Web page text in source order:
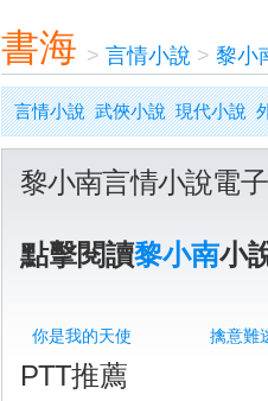
書海 > 言情小說 > 黎小
言情小說 武俠小說 現代小說
黎小南言情小說電
點擊閱讀黎小南小
你是我的天使 擒意難
PTT推薦